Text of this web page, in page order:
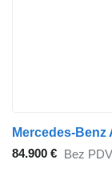
Mercedes-Benz
84.900 € Bez